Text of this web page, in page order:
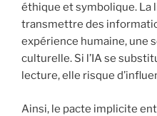
éthique et symbolique. La
transmettre des
expérience humaine, une
culturelle. Si l’IA se
lecture, elle risque
Ainsi, le pacte implicite